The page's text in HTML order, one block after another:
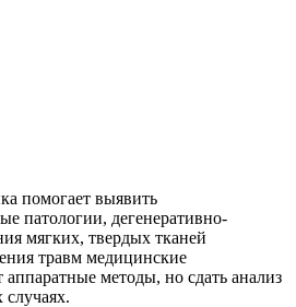
помогает выявить
патологии, дегенеративно-
мягких, твердых тканей
травм медицинские
методы, но сдать анализ
случаях.